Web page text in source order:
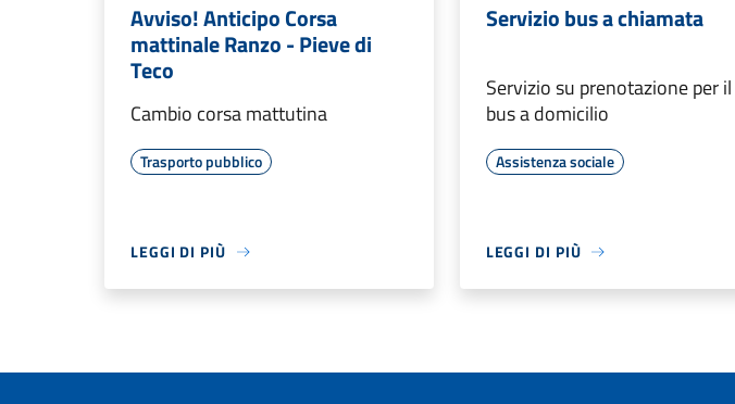
Avviso! Anticipo Corsa
mattinale Ranzo - Pieve di
Teco
Cambio corsa mattutina
Trasporto pubblico
LEGGI DI PIÙ
Servizio bus a chiamata
Servizio su prenotazione per il
bus a domicilio
Assistenza sociale
LEGGI DI PIÙ